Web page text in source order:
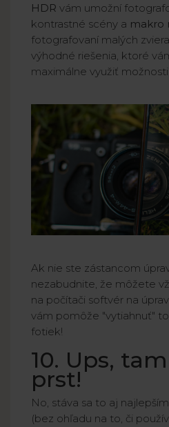
HDR vám umožní
kontrastné scény a makro
fotografovaní malých
výhodné riešenia, ktoré
maximálne využiť
Ak nie ste zástancom
nezabudnite, že môžete
na počítači softvér na
vám pomôže "vytiahnuť"
fotiek!
10. Ups,
prst!
No, stáva sa to aj
(bez ohľadu na to, či